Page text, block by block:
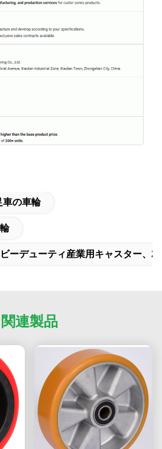
車の車輪
ーデューティ産業用キャスター、
関連製品